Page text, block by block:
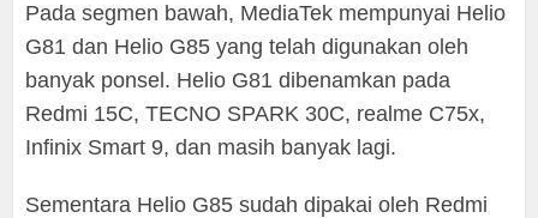
Pada segmen bawah, MediaTek mempunyai Helio
G81 dan Helio G85 yang telah digunakan oleh
banyak ponsel. Helio G81 dibenamkan pada
Redmi 15C, TECNO SPARK 30C, realme C75x,
Infinix Smart 9, dan masih banyak lagi.
Sementara Helio G85 sudah dipakai oleh Redmi